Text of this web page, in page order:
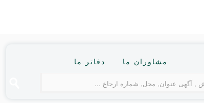
مشاوران ما دفاتر ما